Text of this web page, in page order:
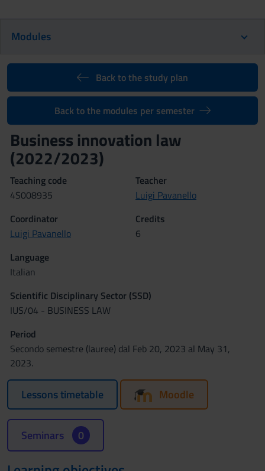
Modules
Back to the study plan
Back to the modules per semester
Business innovation law
(2022/2023)
Teaching code
4S008935
Teacher
Luigi Pavanello
Coordinator
Luigi Pavanello
Credits
6
Language
Italian
Scientific Disciplinary Sector (SSD)
IUS/04 - BUSINESS LAW
Period
Secondo semestre (lauree) dal Feb 20, 2023 al May 31,
2023.
Lessons timetable Moodle
Seminars 0